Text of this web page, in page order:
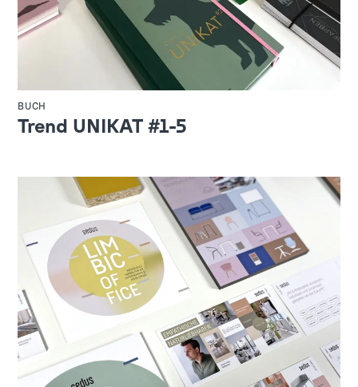
BUCH
Trend UNIKAT #1-5